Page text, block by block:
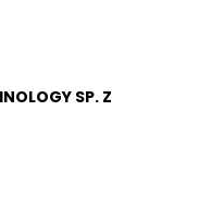
SP. Z